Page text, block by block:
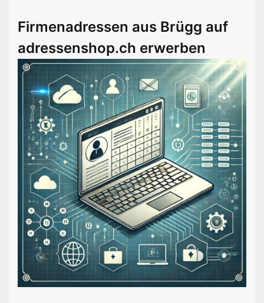
Firmenadressen aus Brügg auf
adressenshop.ch erwerben